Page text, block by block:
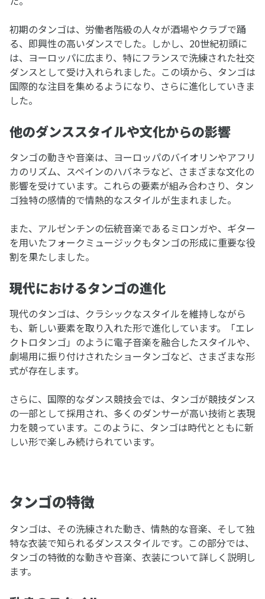
初期のタンゴは、労働者階級の人々が酒場やクラブで踊
る、即興性の高いダンスでした。しかし、20世紀初頭に
は、ヨーロッパに広まり、特にフランスで洗練された社交
ダンスとして受け入れられました。この頃から、タンゴは
国際的な注目を集めるようになり、さらに進化していきま
した。
他のダンススタイルや文化からの影響
タンゴの動きや音楽は、ヨーロッパのバイオリンやアフリ
カのリズム、スペインのハバネラなど、さまざまな文化の
影響を受けています。これらの要素が組み合わさり、タン
ゴ独特の感情的で情熱的なスタイルが生まれました。
また、アルゼンチンの伝統音楽であるミロンガや、ギター
を用いたフォークミュージックもタンゴの形成に重要な役
割を果たしました。
現代におけるタンゴの進化
現代のタンゴは、クラシックなスタイルを維持しながら
も、新しい要素を取り入れた形で進化しています。「エレ
クトロタンゴ」のように電子音楽を融合したスタイルや、
劇場用に振り付けされたショータンゴなど、さまざまな形
式が存在します。
さらに、国際的なダンス競技会では、タンゴが競技ダンス
の一部として採用され、多くのダンサーが高い技術と表現
力を競っています。このように、タンゴは時代とともに新
しい形で楽しみ続けられています。
タンゴの特徴
タンゴは、その洗練された動き、情熱的な音楽、そして独
特な衣装で知られるダンススタイルです。この部分では、
タンゴの特徴的な動きや音楽、衣装について詳しく説明し
ます。